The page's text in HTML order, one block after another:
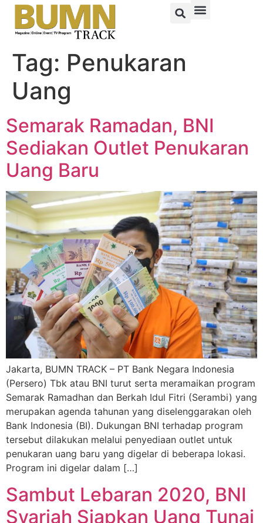
Tag: Penukaran
Uang
Semarak Ramadan, BNI
Sediakan Outlet Penukaran
Uang Baru
Jakarta, BUMN TRACK – PT Bank Negara Indonesia
(Persero) Tbk atau BNI turut serta meramaikan program
Semarak Ramadhan dan Berkah Idul Fitri (Serambi) yang
merupakan agenda tahunan yang diselenggarakan oleh
Bank Indonesia (BI). Dukungan BNI terhadap program
tersebut dilakukan melalui penyediaan outlet untuk
penukaran uang baru yang digelar di beberapa lokasi.
Program ini digelar dalam […]
Sambut Lebaran 2020, BNI
Syariah Siapkan Uang Tunai